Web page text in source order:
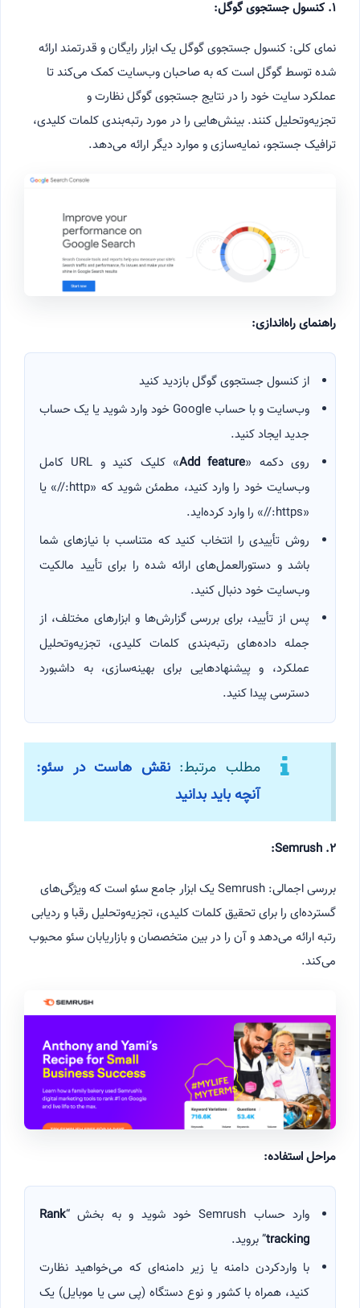
۱. کنسول جستجوی گوگل:
نمای کلی: کنسول جستجوی گوگل یک ابزار رایگان و قدرتمند ارائه
شده توسط گوگل است که به صاحبان وب‌سایت کمک می‌کند تا
عملکرد سایت خود را در نتایج جستجوی گوگل نظارت و
تجزیه‌وتحلیل کنند. بینش‌هایی را در مورد رتبه‌بندی کلمات کلیدی،
ترافیک جستجو، نمایه‌سازی و موارد دیگر ارائه می‌دهد.
راهنمای راه‌اندازی:
از کنسول جستجوی گوگل بازدید کنید
وب‌سایت و با حساب Google خود وارد شوید یا یک حساب
جدید ایجاد کنید.
روی دکمه «Add feature
» کلیک کنید و URL کامل
وب‌سایت خود را وارد کنید، مطمئن شوید که «http://» یا
«https://» را وارد کرده‌اید.
روش تأییدی را انتخاب کنید که متناسب با نیازهای شما
باشد و دستورالعمل‌های ارائه شده را برای تأیید مالکیت
وب‌سایت خود دنبال کنید.
پس از تأیید، برای بررسی گزارش‌ها و ابزارهای مختلف، از
جمله داده‌های رتبه‌بندی کلمات کلیدی، تجزیه‌وتحلیل
عملکرد، و پیشنهادهایی برای بهینه‌سازی، به داشبورد
دسترسی پیدا کنید.
مطلب مرتبط:نقش هاست در سئو:
آنچه باید بدانید
۲. Semrush:
بررسی اجمالی: Semrush یک ابزار جامع سئو است که ویژگی‌های
گسترده‌ای را برای تحقیق کلمات کلیدی، تجزیه‌وتحلیل رقبا و ردیابی
رتبه ارائه می‌دهد و آن را در بین متخصصان و بازاریابان سئو محبوب
می‌کند.
مراحل استفاده:
وارد حساب Semrush خود شوید و به بخش “
Rank
tracking” بروید.
با واردکردن دامنه یا زیر دامنه‌ای که می‌خواهید نظارت
کنید، همراه با کشور و نوع دستگاه (پی سی یا موبایل) یک